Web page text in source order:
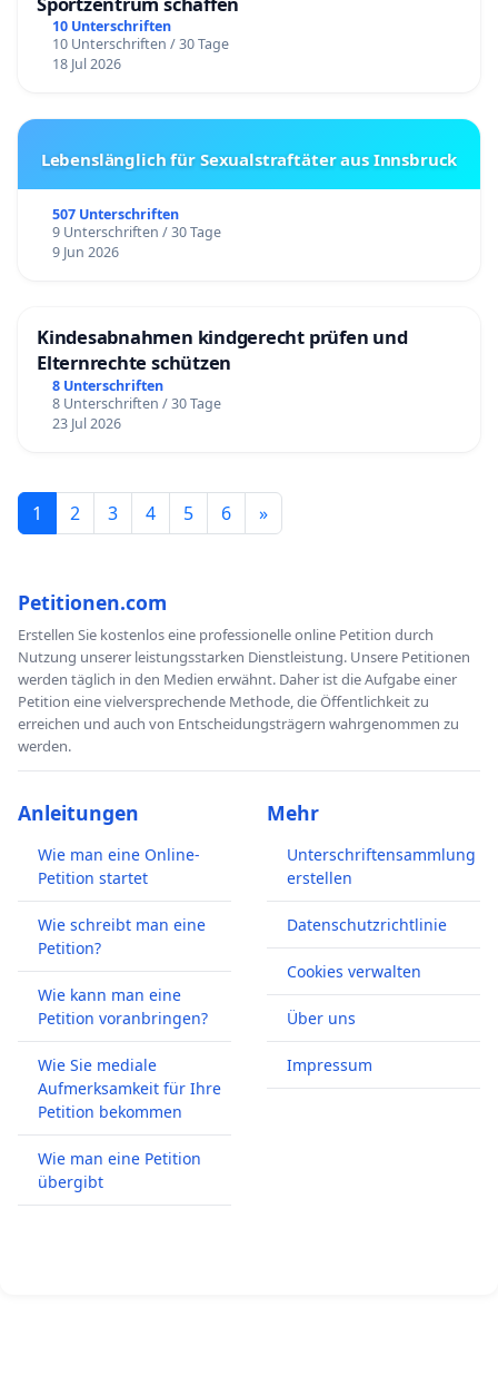
10 Unterschriften
10 Unterschriften / 30 Tage
18 Jul 2026
Lebenslänglich für Sexualstraftäter aus Innsbruck
507 Unterschriften
9 Unterschriften / 30 Tage
9 Jun 2026
Kindesabnahmen kindgerecht prüfen und
Elternrechte schützen
8 Unterschriften
8 Unterschriften / 30 Tage
23 Jul 2026
1 2 3 4 5 6 »
Petitionen.com
Erstellen Sie kostenlos eine professionelle online Petition durch
Nutzung unserer leistungsstarken Dienstleistung. Unsere Petitionen
werden täglich in den Medien erwähnt. Daher ist die Aufgabe einer
Petition eine vielversprechende Methode, die Öffentlichkeit zu
erreichen und auch von Entscheidungsträgern wahrgenommen zu
werden.
Anleitungen
Wie man eine Online-
Petition startet
Wie schreibt man eine
Petition?
Wie kann man eine
Petition voranbringen?
Wie Sie mediale
Aufmerksamkeit für Ihre
Petition bekommen
Wie man eine Petition
übergibt
Mehr
Unterschriftensammlung
erstellen
Datenschutzrichtlinie
Cookies verwalten
Über uns
Impressum